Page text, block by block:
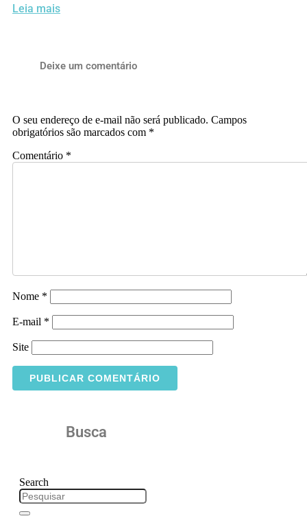
Leia mais
Deixe um comentário
O seu endereço de e-mail não será publicado. Campos
obrigatórios são marcados com *
Comentário *
Nome *
E-mail *
Site
Busca
Search